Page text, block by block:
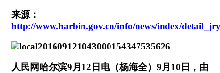
来源：
http://www.harbin.gov.cn/info/news/index/
人民网哈尔滨9月12日电（杨海全）9月10日，由